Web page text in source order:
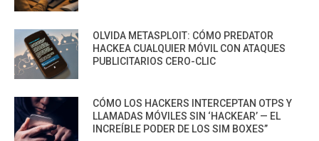
OLVIDA METASPLOIT: CÓMO PREDATOR
HACKEA CUALQUIER MÓVIL CON ATAQUES
PUBLICITARIOS CERO-CLIC
CÓMO LOS HACKERS INTERCEPTAN OTPS Y
LLAMADAS MÓVILES SIN ‘HACKEAR’ — EL
INCREÍBLE PODER DE LOS SIM BOXES”